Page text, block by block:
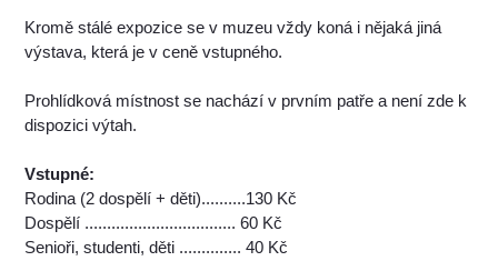
Kromě stálé expozice se v muzeu vždy koná i nějaká jiná
výstava, která je v ceně vstupného.
Prohlídková místnost se nachází v prvním patře a není zde k
dispozici výtah.
Vstupné:
Rodina (2 dospělí + děti)..........130 Kč
Dospělí .................................. 60 Kč
Senioři, studenti, děti .............. 40 Kč